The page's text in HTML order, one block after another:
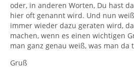
oder, in anderen Worten, Du hast
hier oft genannt wird. Und nun
immer wieder dazu geraten wird,
machen, wenn es einen wichtigen
man ganz genau weiß, was man da
Gruß